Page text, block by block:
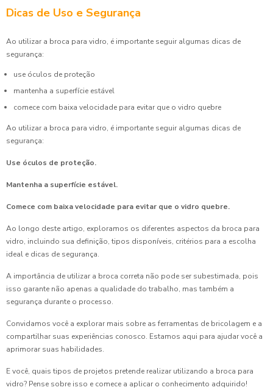
Dicas de Uso e Segurança
Ao utilizar a broca para vidro, é importante seguir algumas dicas de
segurança:
use óculos de proteção
mantenha a superfície estável
comece com baixa velocidade para evitar que o vidro quebre
Ao utilizar a broca para vidro, é importante seguir algumas dicas de
segurança:
Use óculos de proteção.
Mantenha a superfície estável.
Comece com baixa velocidade para evitar que o vidro quebre.
Ao longo deste artigo, exploramos os diferentes aspectos da broca para
vidro, incluindo sua definição, tipos disponíveis, critérios para a escolha
ideal e dicas de segurança.
A importância de utilizar a broca correta não pode ser subestimada, pois
isso garante não apenas a qualidade do trabalho, mas também a
segurança durante o processo.
Convidamos você a explorar mais sobre as ferramentas de bricolagem e a
compartilhar suas experiências conosco. Estamos aqui para ajudar você a
aprimorar suas habilidades.
E você, quais tipos de projetos pretende realizar utilizando a broca para
vidro? Pense sobre isso e comece a aplicar o conhecimento adquirido!